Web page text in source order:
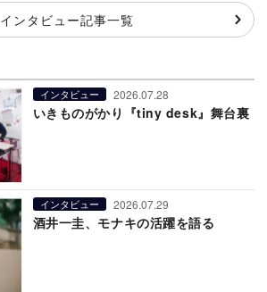
インタビュー記事一覧
インタビュー 2026.07.28
いきものがかり『tiny desk』舞台裏
インタビュー 2026.07.29
酒井一圭、モナキの活躍を語る